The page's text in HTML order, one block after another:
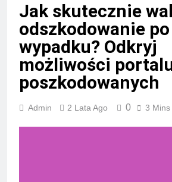
Jak skutecznie
odszkodowanie po
wypadku? Odkryj
możliwości
poszkodowanych
Admin 2 Lata Ago 0 3 Mins